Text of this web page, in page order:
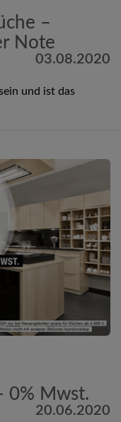
–
Note
03.08.2020
und ist das
0% Mwst.
20.06.2020